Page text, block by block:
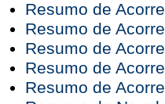
Resumo de
Resumo de
Resumo de
Resumo de
Resumo de